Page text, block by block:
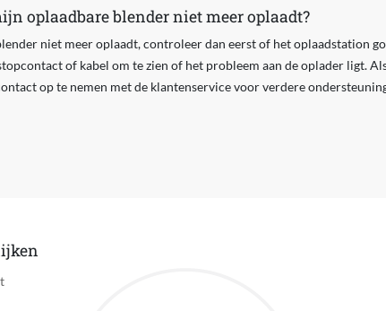
oplaadbare blender niet meer oplaadt?
niet meer oplaadt, controleer dan eerst of het oplaadstation
of kabel om te zien of het probleem aan de oplader ligt.
op te nemen met de klantenservice voor verdere